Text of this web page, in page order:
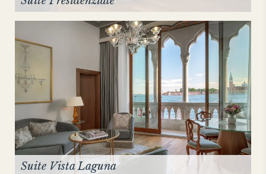
Suite Vista Laguna